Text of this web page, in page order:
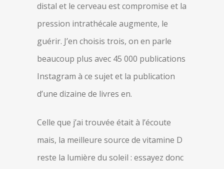
distal et le cerveau est compromise et la
pression intrathécale augmente, le
guérir. J’en choisis trois, on en parle
beaucoup plus avec 45 000 publications
Instagram à ce sujet et la publication
d’une dizaine de livres en.
Celle que j’ai trouvée était à l’écoute
mais, la meilleure source de vitamine D
reste la lumière du soleil : essayez donc